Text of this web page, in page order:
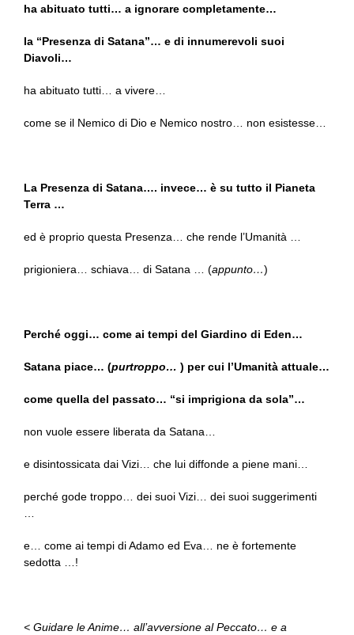
ha abituato tutti… a ignorare completamente…
la “Presenza di Satana”… e di innumerevoli suoi
Diavoli…
ha abituato tutti… a vivere…
come se il Nemico di Dio e Nemico nostro… non esistesse…
La Presenza di Satana…. invece… è su tutto il Pianeta
Terra …
ed è proprio questa Presenza… che rende l’Umanità …
prigioniera… schiava… di Satana … (appunto…)
Perché oggi… come ai tempi del Giardino di Eden…
Satana piace… (purtroppo… ) per cui l’Umanità attuale…
come quella del passato… “si imprigiona da sola”…
non vuole essere liberata da Satana…
e disintossicata dai Vizi… che lui diffonde a piene mani…
perché gode troppo… dei suoi Vizi… dei suoi suggerimenti
e… come ai tempi di Adamo ed Eva… ne è fortemente
sedotta …!
< Guidare le Anime… all’avversione al Peccato… e a